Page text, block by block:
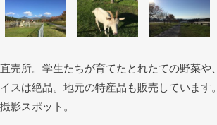
売所。学生たちが育てたとれたての野菜や、
スは絶品。地元の特産品も販売しています。
影スポット。